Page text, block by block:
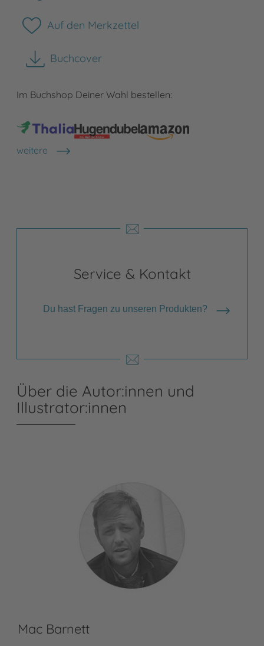
Auf den Merkzettel
Buchcover
herunterladen
Im Buchshop Deiner Wahl bestellen:
weitere
Shops anzeigen
Service & Kontakt
Du hast Fragen zu unseren Produkten?
Über die Autor:innen und
Illustrator:innen
Mac Barnett